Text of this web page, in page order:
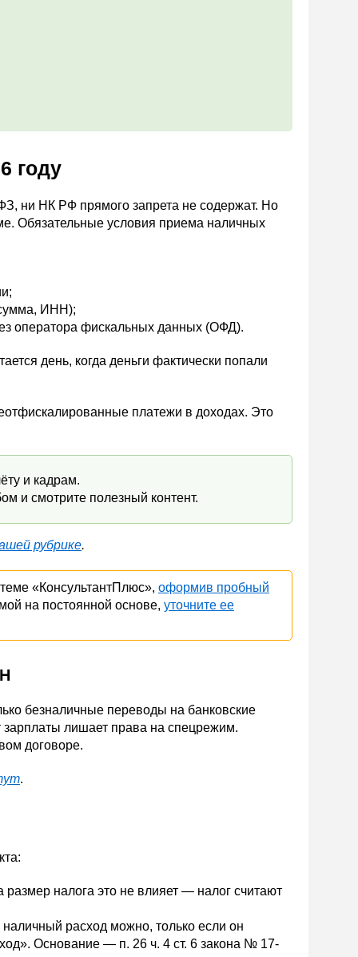
году
ни НК РФ прямого запрета не содержат. Но
Обязательные условия приема наличных
сумма, ИНН);
оператора фискальных данных (ОФД).
день, когда деньги фактически попали
платежи в доходах. Это
и кадрам.
и смотрите полезный контент.
рубрике.
«КонсультантПлюс», оформив пробный
на постоянной основе, уточните ее
безналичные переводы на банковские
зарплаты лишает права на спецрежим.
договоре.
.
налога это не влияет — налог считают
расход можно, только если он
Основание — п. 26 ч. 4 ст. 6 закона № 17-